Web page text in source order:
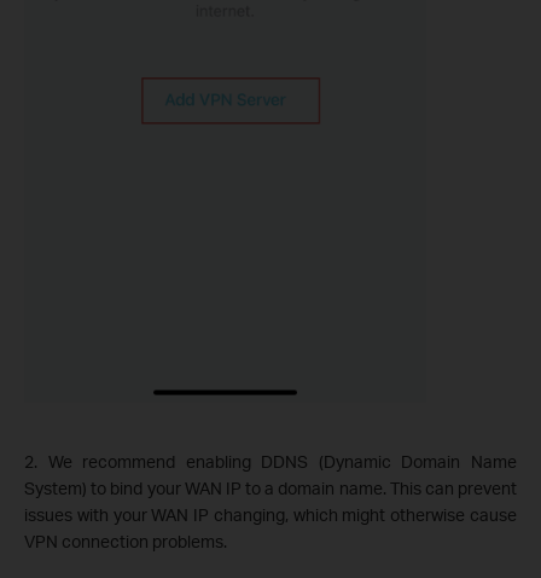
2. We recommend enabling DDNS (Dynamic Domain Name
System) to bind your WAN IP to a domain name. This can prevent
issues with your WAN IP changing, which might otherwise cause
VPN connection problems.